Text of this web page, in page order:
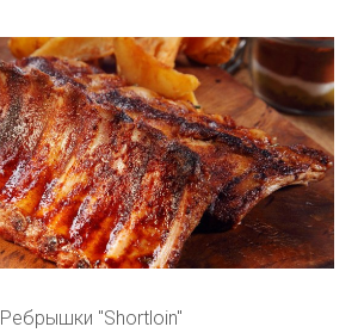
Ребрышки "Shortloin"